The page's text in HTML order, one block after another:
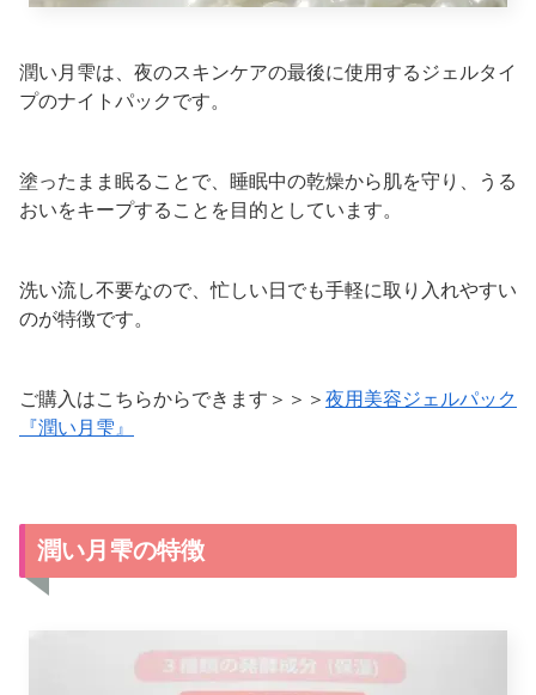
潤い月雫は、夜のスキンケアの最後に使用するジェルタイ
プのナイトパックです。
塗ったまま眠ることで、睡眠中の乾燥から肌を守り、うる
おいをキープすることを目的としています。
洗い流し不要なので、忙しい日でも手軽に取り入れやすい
のが特徴です。
ご購入はこちらからできます＞＞＞ 夜用美容ジェルパック
『潤い月雫』
潤い月雫の特徴